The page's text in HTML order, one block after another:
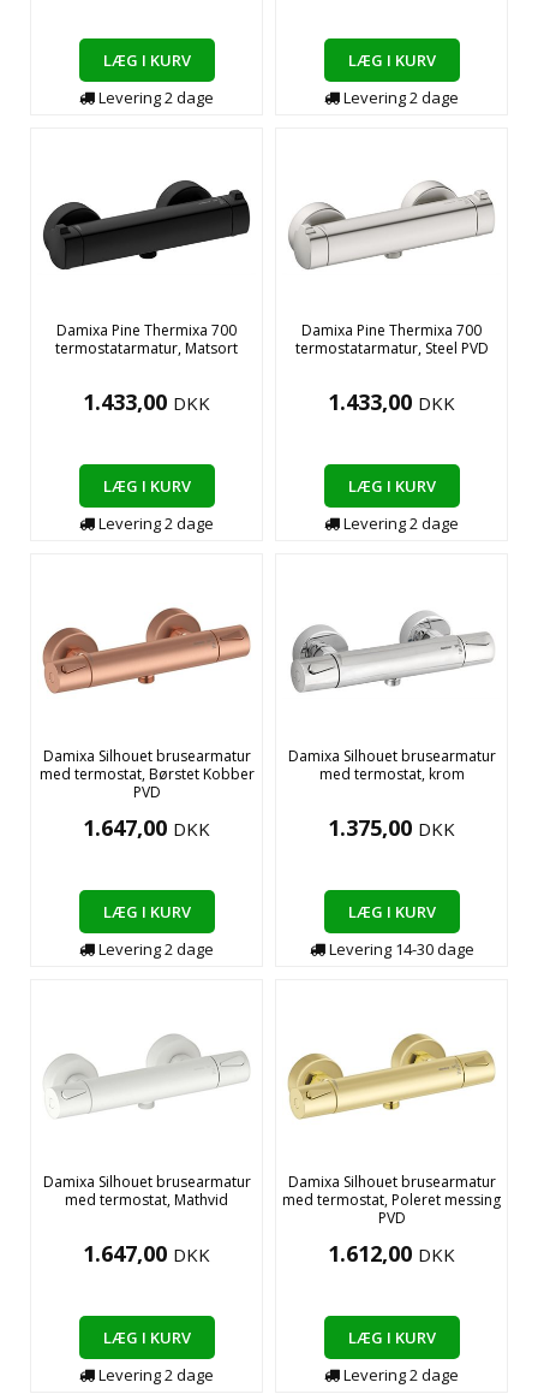
LÆG I KURV
Levering2dage
LÆG I KURV
Levering2dage
Damixa Pine Thermixa 700
termostatarmatur, Matsort
1.433,00 DKK
LÆG I KURV
Levering2dage
Damixa Pine Thermixa 700
termostatarmatur, Steel PVD
1.433,00 DKK
LÆG I KURV
Levering2dage
Damixa Silhouet brusearmatur
med termostat, Børstet Kobber
PVD
1.647,00 DKK
LÆG I KURV
Levering2dage
Damixa Silhouet brusearmatur
med termostat, krom
1.375,00 DKK
LÆG I KURV
Levering 14-30dage
Damixa Silhouet brusearmatur
med termostat, Mathvid
1.647,00 DKK
LÆG I KURV
Levering2dage
Damixa Silhouet brusearmatur
med termostat, Poleret messing
PVD
1.612,00 DKK
LÆG I KURV
Levering2dage